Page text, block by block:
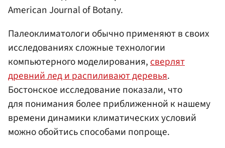
American Journal of Botany.
Палеоклиматологи обычно применяют в своих
исследованиях сложные технологии
компьютерного моделирования,сверлят
древний лед и распиливают деревья.
Бостонское исследование показали, что
для понимания более приближенной к нашему
времени динамики климатических условий
можно обойтись способами попроще.